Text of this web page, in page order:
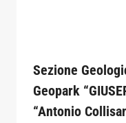
Sezione
Geopark
“Antonio